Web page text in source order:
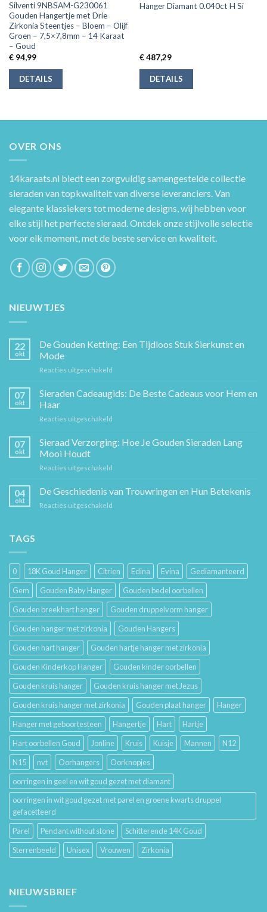
Silventi 9NBSAM-G230061
Gouden Hangertje met Drie
Zirkonia Steentjes – Bloem – Olijf
Groen – 7,5×7,8mm – 14 Karaat
– Goud
€94,99
DETAILS
Hanger Diamant 0.040ct H Si
€487,29
DETAILS
OVER ONS
14karaats.nl biedt een zorgvuldig samengestelde collectie
sieraden van topkwaliteit van diverse leveranciers. Van
elegante klassiekers tot moderne designs, wij hebben voor
elke stijl het perfecte sieraad. Ontdek onze stijlvolle selectie
voor elk moment, met de beste service en kwaliteit.
NIEUWTJES
22
okt
De Gouden Ketting: Een Tijdloos Stuk Sierkunst en
Mode
Reacties uitgeschakeld
Gouden
Ketting:
Sierkunst
en
07
okt
Sieraden Cadeaugids: De Beste Cadeaus voor Hem en
Haar
Reacties uitgeschakeld
Cadeaugids:
De
Hem
07
okt
Sieraad Verzorging: Hoe Je Gouden Sieraden Lang
Mooi Houdt
Reacties uitgeschakeld
Verzorging:
Hoe
04
okt
De Geschiedenis van Trouwringen en Hun Betekenis
Reacties uitgeschakeld
Hun
Betekenis
TAGS
0 18K Goud Hanger Citrien Edina Evina
Gediamanteerd
Gem
Gouden Baby Hanger
Gouden bedel oorbellen
Gouden breekhart hanger
Gouden druppelvorm hanger
Gouden hanger met zirkonia
Gouden Hangers
Gouden hart hanger
Gouden hartje hanger met zirkonia
Gouden Kinderkop Hanger
Gouden kinder oorbellen
Gouden kruis hanger
Gouden kruis hanger met Jezus
Gouden kruis hanger met zirkonia
Gouden plaat hanger
Hanger
Hanger met geboortesteen
Hangertje Hart
Hartje
Hart oorbellen Goud
Jonline Kruis Kuisje Mannen
N12
N15
nvt Oorhangers
Oorknopjes
oorringen in geel en wit goud gezet met diamant
oorringen in wit goud gezet met parel en groene kwarts druppel
gefacetteerd
Parel
Pendant without stone
Schitterende 14K Goud
Sterrenbeeld
Unisex Vrouwen Zirkonia
NIEUWSBRIEF